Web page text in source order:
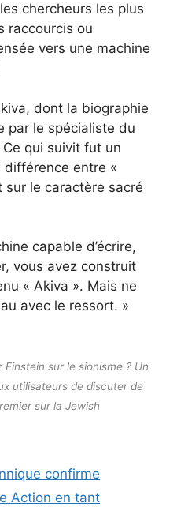
chercheurs les plus
raccourcis ou
vers une machine
dont la biographie
par le spécialiste du
qui suivit fut un
différence entre «
sur le caractère sacré
capable d’écrire,
vous avez construit
« Akiva ». Mais ne
avec le ressort. »
sur le sionisme ? Un
utilisateurs de discuter de
sur la Jewish
confirme
Action en tant